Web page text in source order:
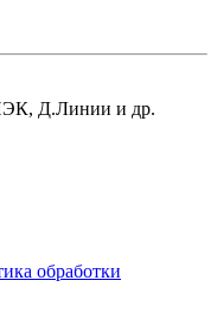
Д.Линии и др.
обработки